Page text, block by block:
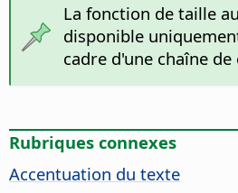
La fonction de taille
disponible
cadre d'une chaîne de
Rubriques connexes
Accentuation du texte